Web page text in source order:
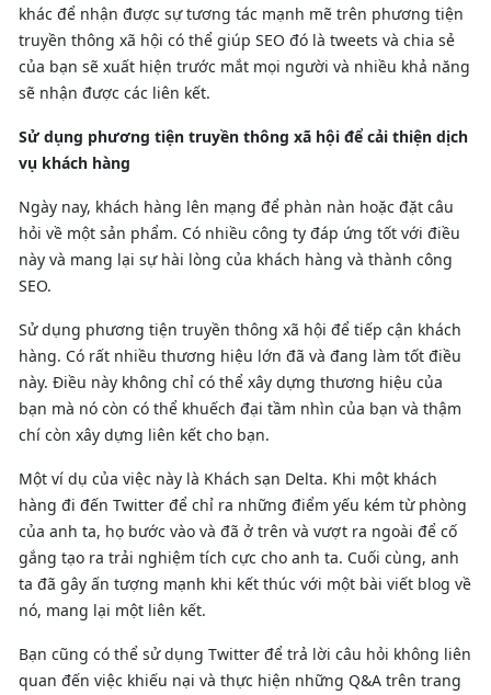
khác để nhận được sự tương tác mạnh mẽ trên phương tiện
truyền thông xã hội có thể giúp SEO đó là tweets và chia sẻ
của bạn sẽ xuất hiện trước mắt mọi người và nhiều khả năng
sẽ nhận được các liên kết.
Sử dụng phương tiện truyền thông xã hội để cải thiện dịch
vụ khách hàng
Ngày nay, khách hàng lên mạng để phàn nàn hoặc đặt câu
hỏi về một sản phẩm. Có nhiều công ty đáp ứng tốt với điều
này và mang lại sự hài lòng của khách hàng và thành công
SEO.
Sử dụng phương tiện truyền thông xã hội để tiếp cận khách
hàng. Có rất nhiều thương hiệu lớn đã và đang làm tốt điều
này. Điều này không chỉ có thể xây dựng thương hiệu của
bạn mà nó còn có thể khuếch đại tầm nhìn của bạn và thậm
chí còn xây dựng liên kết cho bạn.
Một ví dụ của việc này là Khách sạn Delta. Khi một khách
hàng đi đến Twitter để chỉ ra những điểm yếu kém từ phòng
của anh ta, họ bước vào và đã ở trên và vượt ra ngoài để cố
gắng tạo ra trải nghiệm tích cực cho anh ta. Cuối cùng, anh
ta đã gây ấn tượng mạnh khi kết thúc với một bài viết blog về
nó, mang lại một liên kết.
Bạn cũng có thể sử dụng Twitter để trả lời câu hỏi không liên
quan đến việc khiếu nại và thực hiện những Q&A trên trang